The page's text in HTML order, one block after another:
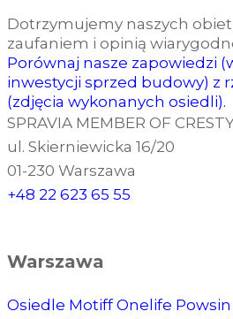
Dotrzymujemy naszych
zaufaniem i opinią
Porównaj nasze zapowiedzi
inwestycji sprzed budowy) z
(zdjęcia wykonanych osiedli).
SPRAVIA MEMBER OF
ul. Skierniewicka 16/20
01-230 Warszawa
+48 22 623 65 55
Warszawa
Osiedle MotiffOnelife Powsin